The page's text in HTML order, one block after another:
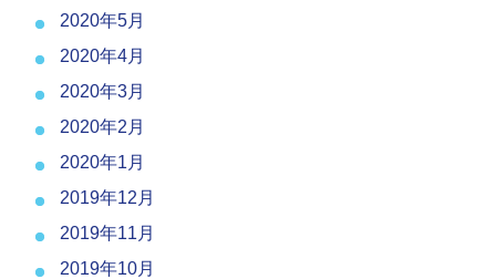
2020年5月
2020年4月
2020年3月
2020年2月
2020年1月
2019年12月
2019年11月
2019年10月